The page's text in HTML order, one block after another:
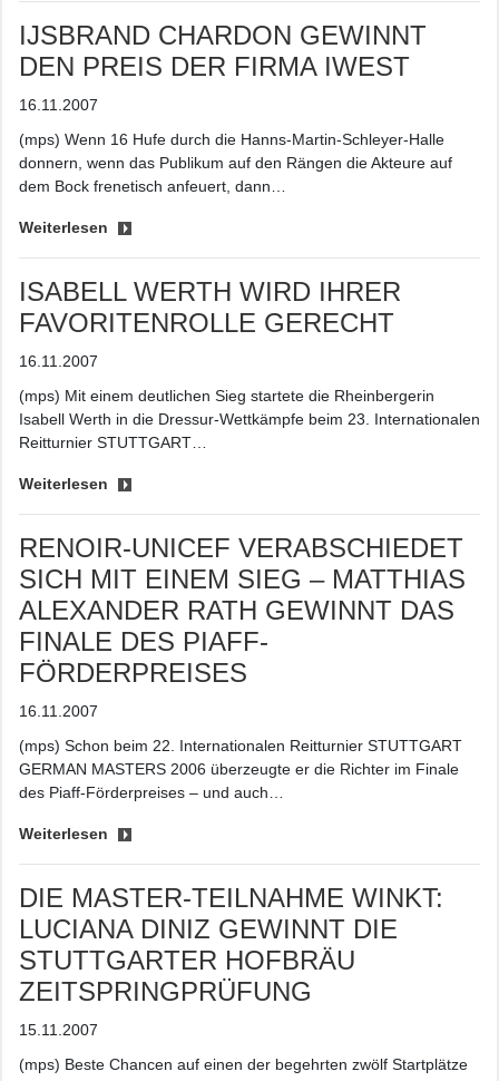
IJSBRAND CHARDON GEWINNT
DEN PREIS DER FIRMA IWEST
16.11.2007
(mps) Wenn 16 Hufe durch die Hanns-Martin-Schleyer-Halle
donnern, wenn das Publikum auf den Rängen die Akteure auf
dem Bock frenetisch anfeuert, dann…
Weiterlesen
ISABELL WERTH WIRD IHRER
FAVORITENROLLE GERECHT
16.11.2007
(mps) Mit einem deutlichen Sieg startete die Rheinbergerin
Isabell Werth in die Dressur-Wettkämpfe beim 23. Internationalen
Reitturnier STUTTGART…
Weiterlesen
RENOIR-UNICEF VERABSCHIEDET
SICH MIT EINEM SIEG – MATTHIAS
ALEXANDER RATH GEWINNT DAS
FINALE DES PIAFF-
FÖRDERPREISES
16.11.2007
(mps) Schon beim 22. Internationalen Reitturnier STUTTGART
GERMAN MASTERS 2006 überzeugte er die Richter im Finale
des Piaff-Förderpreises – und auch…
Weiterlesen
DIE MASTER-TEILNAHME WINKT:
LUCIANA DINIZ GEWINNT DIE
STUTTGARTER HOFBRÄU
ZEITSPRINGPRÜFUNG
15.11.2007
(mps) Beste Chancen auf einen der begehrten zwölf Startplätze